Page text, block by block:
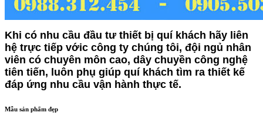
Khi có nhu cầu đầu tư thiết bị quí khách hãy liên
hệ trực tiếp vớic công ty chúng tôi, đội ngủ nhân
viên có chuyên môn cao, dây chuyền công nghệ
tiên tiến, luôn phụ giúp quí khách tìm ra thiết kế
đáp ứng nhu cầu vận hành thực tế.
Mẫu sản phẩm đẹp